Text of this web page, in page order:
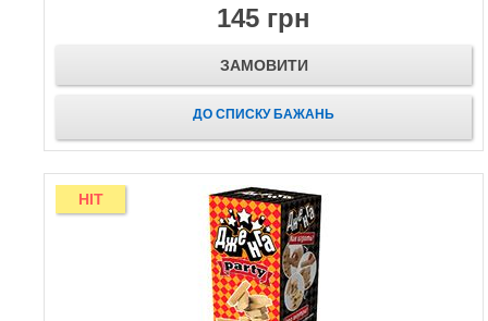
145 грн
ЗАМОВИТИ
ДО СПИСКУ БАЖАНЬ
HIT